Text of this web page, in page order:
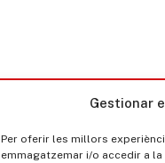
Gestionar
Per oferir les millors
emmagatzemar i/o accedir a